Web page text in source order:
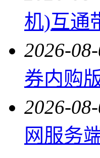
机)互通
2026-
券内购
2026-
网服务